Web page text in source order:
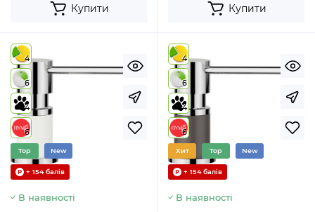
Купити Купити
4
6
4
6
Top New
+ 154 балів
В наявності
4
6
4
6
Хит Top New
+ 154 балів
В наявності